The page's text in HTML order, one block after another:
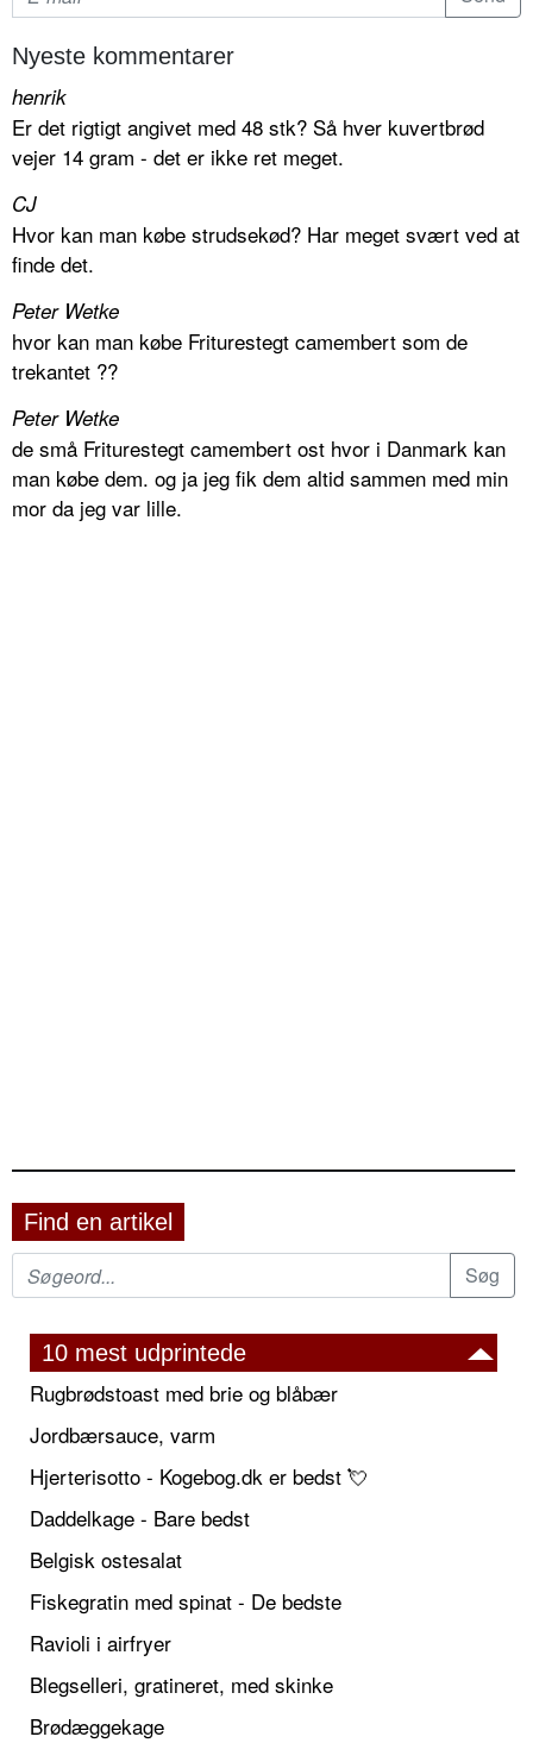
Nyeste kommentarer
henrik
Er det rigtigt angivet med 48 stk? Så hver kuvertbrød
vejer 14 gram - det er ikke ret meget.
CJ
Hvor kan man købe strudsekød? Har meget svært ved at
finde det.
Peter Wetke
hvor kan man købe Friturestegt camembert som de
trekantet ??
Peter Wetke
de små Friturestegt camembert ost hvor i Danmark kan
man købe dem. og ja jeg fik dem altid sammen med min
mor da jeg var lille.
Find en artikel
10 mest udprintede
Rugbrødstoast med brie og blåbær
Jordbærsauce, varm
Hjerterisotto - Kogebog.dk er bedst 💘
Daddelkage - Bare bedst
Belgisk ostesalat
Fiskegratin med spinat - De bedste
Ravioli i airfryer
Blegselleri, gratineret, med skinke
Brødæggekage